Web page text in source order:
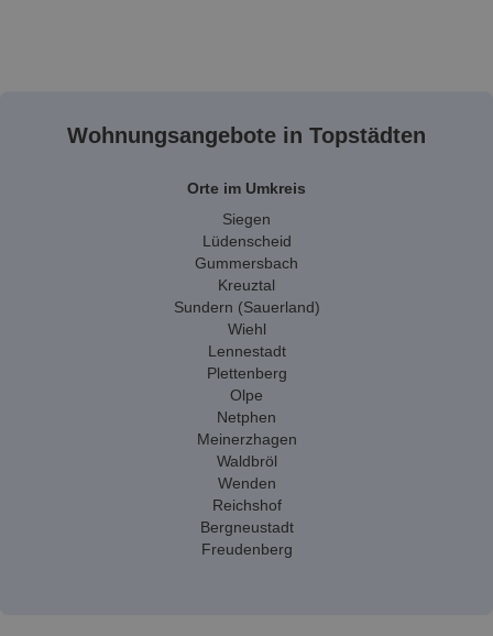
Wohnungsangebote in Topstädten
Orte im Umkreis
Siegen
Lüdenscheid
Gummersbach
Kreuztal
Sundern (Sauerland)
Wiehl
Lennestadt
Plettenberg
Olpe
Netphen
Meinerzhagen
Waldbröl
Wenden
Reichshof
Bergneustadt
Freudenberg